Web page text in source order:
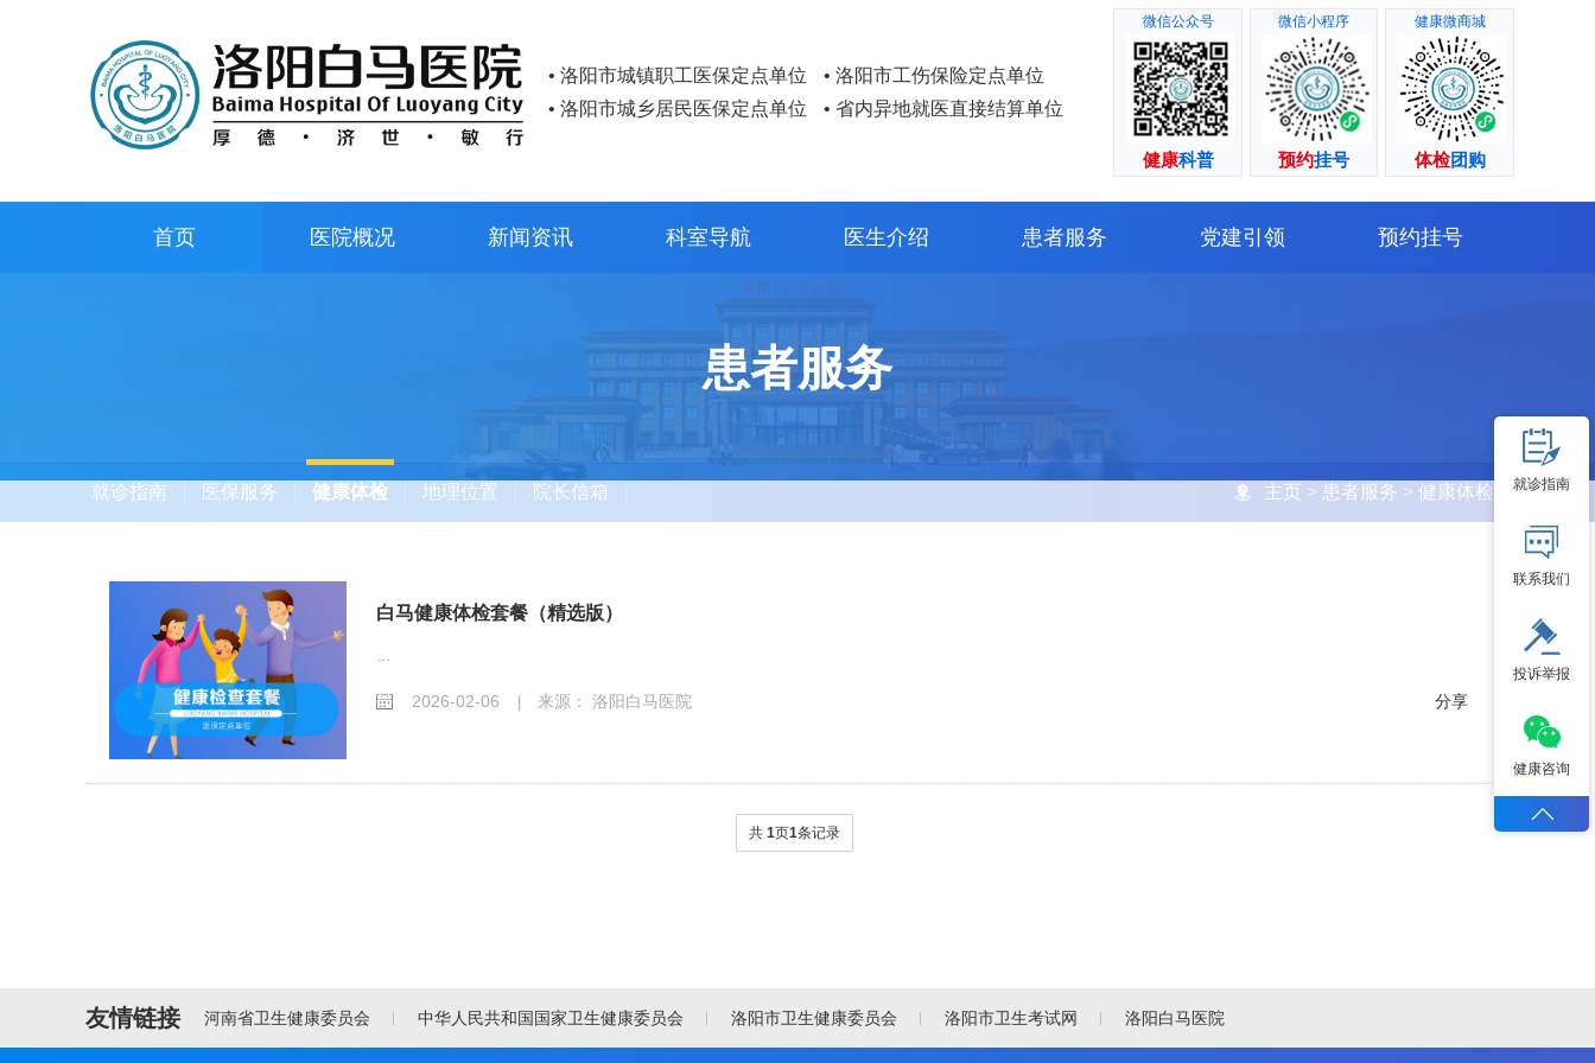
• 洛阳市城镇职工医保定点单位
• 洛阳市工伤保险定点单位
• 洛阳市城乡居民医保定点单位
• 省内异地就医直接结算单位
微信公众号
健康科普
微信小程序
预约挂号
健康微商城
体检团购
首页 医院概况 新闻资讯 科室导航 医生介绍 患者服务 党建引领 预约挂号
患者服务
就诊指南 医保服务 健康体检 地理位置 院长信箱 主页 > 患者服务 > 健康体检
白马健康体检套餐（精选版）
2026-02-06 来源： 洛阳白马医院 分享
共 1页1条记录
友情链接 河南省卫生健康委员会 中华人民共和国国家卫生健康委员会 洛阳市卫生健康委员会 洛阳市卫生考试网 洛阳白马医院
就诊指南
联系我们
投诉举报
健康咨询